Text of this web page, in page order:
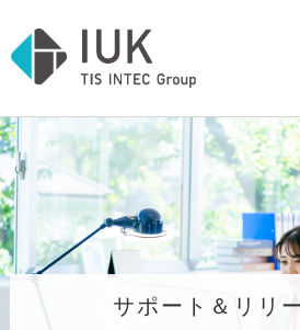
サポート＆リリ